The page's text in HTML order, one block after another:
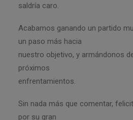
saldría caro.
Acabamos ganando un partido
un paso más hacia
nuestro objetivo, y armándonos
próximos
enfrentamientos.
Sin nada más que comentar,
por su gran